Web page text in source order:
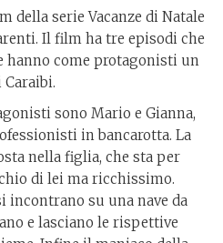
della serie Vacanze di Natale
Il film ha tre episodi che
hanno come protagonisti un
sono Mario e Gianna,
in bancarotta. La
nella figlia, che sta per
di lei ma ricchissimo.
incontrano su una nave da
e lasciano le rispettive